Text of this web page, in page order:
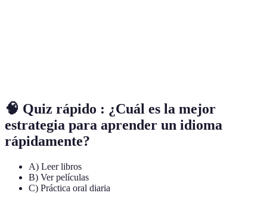
🧠 Quiz rápido : ¿Cuál es la mejor
estrategia para aprender un idioma
rápidamente?
A) Leer libros
B) Ver películas
C) Práctica oral diaria